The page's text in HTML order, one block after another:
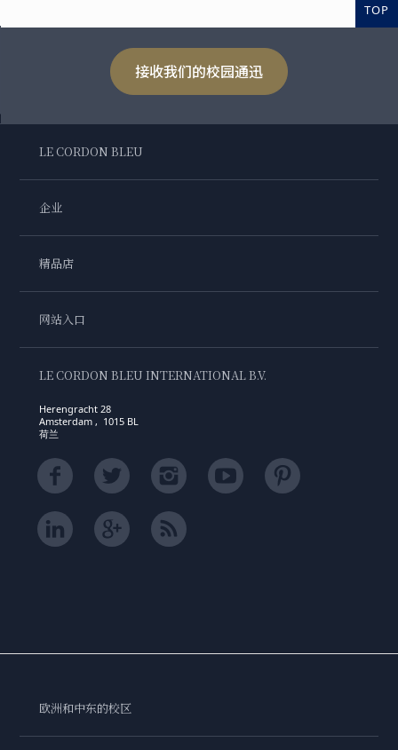
TOP
接收我们的校园通迅
LE CORDON BLEU
企业
精品店
网站入口
LE CORDON BLEU INTERNATIONAL B.V.
Herengracht 28
Amsterdam , 1015 BL
荷兰
欧洲和中东的校区